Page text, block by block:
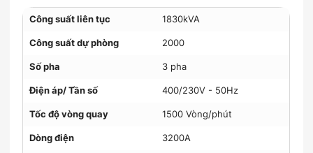
Công suất liên tục 1830kVA
Công suất dự phòng 2000
Số pha 3 pha
Điện áp/ Tần số 400/230V - 50Hz
Tốc độ vòng quay 1500 Vòng/phút
Dòng điện 3200A